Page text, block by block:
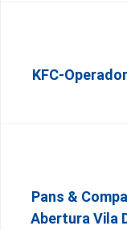
KFC-
Pans &
Abertura Vila